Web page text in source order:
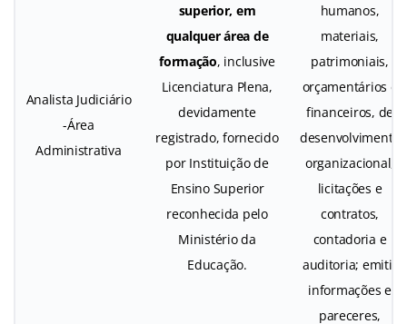
Analista Judiciário
-Área
Administrativa
superior, em
qualquer área de
formação, inclusive
Licenciatura Plena,
devidamente
registrado, fornecido
por Instituição de
Ensino Superior
reconhecida pelo
Ministério da
Educação.
humanos,
materiais,
patrimoniais,
orçamentários e
financeiros, de
desenvolvimento
organizacional,
licitações e
contratos,
contadoria e
auditoria; emitir
informações e
pareceres,